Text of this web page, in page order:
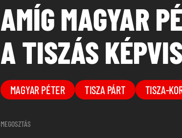
AMÍG MAGYAR
A TISZÁS
MAGYAR PÉTER TISZA PÁRT TISZA-
MEGOSZTÁS